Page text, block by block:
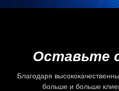
Оставьте
Благодаря
больше и больше